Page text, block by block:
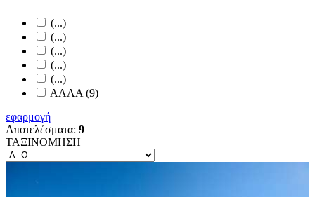
(...)
(...)
(...)
(...)
(...)
ΑΛΛΑ (9)
εφαρμογή
Αποτελέσματα: 9
ΤΑΞΙΝΟΜΗΣΗ